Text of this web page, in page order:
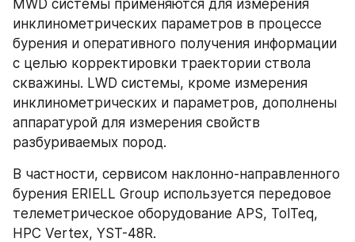
MWD системы применяются для измерения
инклинометрических параметров в процессе
бурения и оперативного получения информации
с целью корректировки траектории ствола
скважины. LWD системы, кроме измерения
инклинометрических и параметров, дополнены
аппаратурой для измерения свойств
разбуриваемых пород.
В частности, сервисом наклонно-направленного
бурения ERIELL Group используется передовое
телеметрическое оборудование APS, TolTeq,
HPС Vertex, YST-48R.